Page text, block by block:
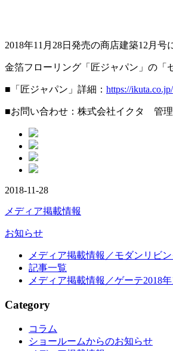
2018年11月28日発売の商店建築12月号
金箔フローリング「匠ジャパン」の「
■「匠ジャパン」詳細： https://
■お問い合わせ：株式会社イクタ 管理
2018-11-28
メディア掲載情報
お知らせ
メディア掲載情報／モダンリビン
記事一覧
メディア掲載情報／ゲーテ2018
Category
コラム
ショールームからのお知らせ